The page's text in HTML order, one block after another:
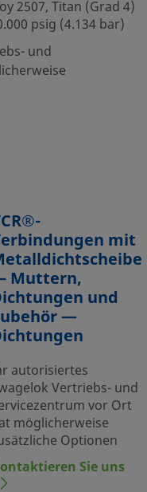
2507, Titan (Grad 4)
psig (4.134 bar)
und
mit
Muttern,
und
—
autorisiertes
Vertriebs- und
vor Ort
möglicherweise
Optionen
Sie uns